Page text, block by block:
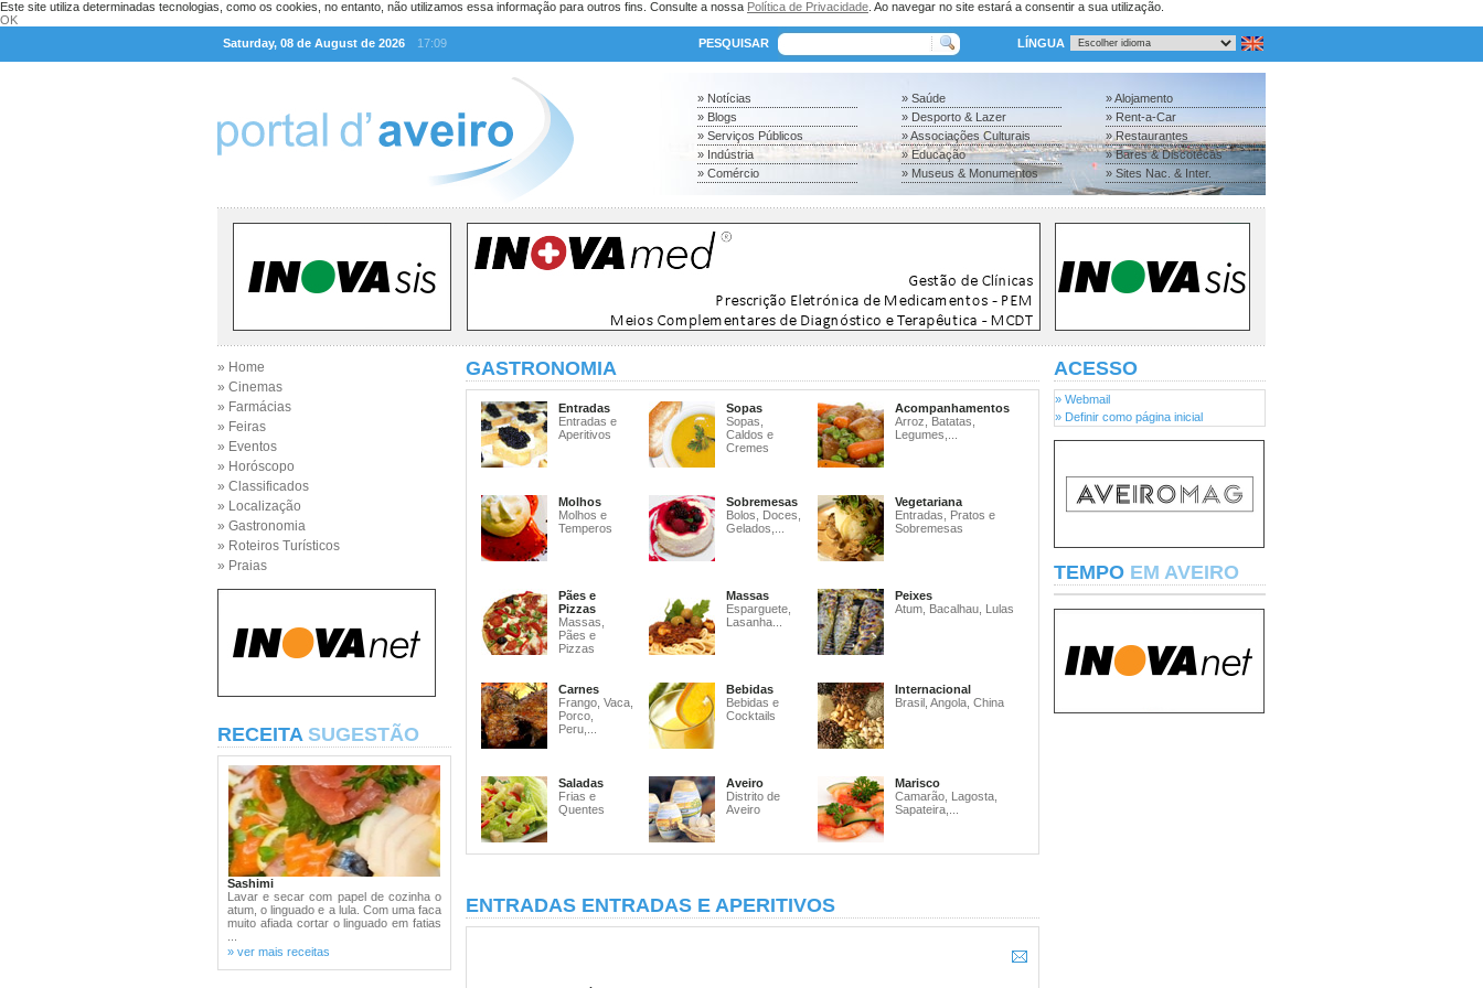
Este site utiliza determinadas tecnologias, como os cookies, no entanto, não utilizamos essa informação para outros fins. Consulte a nossa Política de Privacidade . Ao navegar no site estará a consentir a sua utilização.
OK
Saturday, 08 de August de 2026
17:09 PESQUISAR LÍNGUA
» Notícias
» Blogs
» Serviços Públicos
» Indústria
» Comércio
» Saúde
» Desporto & Lazer
» Associações Culturais
» Educação
» Museus & Monumentos
» Alojamento
» Rent-a-Car
» Restaurantes
» Bares & Discotecas
» Sites Nac. & Inter.
» Home
» Cinemas
» Farmácias
» Feiras
» Eventos
» Horóscopo
» Classificados
» Localização
» Gastronomia
» Roteiros Turísticos
» Praias
RECEITA SUGESTÃO
Sashimi
Lavar e secar com papel de cozinha o
atum, o linguado e a lula. Com uma faca
muito afiada cortar o linguado em fatias
» ver mais receitas
GASTRONOMIA
Entradas
Entradas e
Aperitivos
Sopas
Sopas,
Caldos e
Cremes
Acompanhamentos
Arroz, Batatas,
Legumes,...
Molhos
Molhos e
Temperos
Sobremesas
Bolos, Doces,
Gelados,...
Vegetariana
Entradas, Pratos e
Sobremesas
Pães e
Pizzas
Massas,
Pães e
Pizzas
Massas
Esparguete,
Lasanha...
Peixes
Atum, Bacalhau, Lulas
Carnes
Frango, Vaca,
Porco,
Peru,...
Bebidas
Bebidas e
Cocktails
Internacional
Brasil, Angola, China
Saladas
Frias e
Quentes
Aveiro
Distrito de
Aveiro
Marisco
Camarão, Lagosta,
Sapateira,...
ENTRADAS ENTRADAS E APERITIVOS
ACESSO
» Webmail
» Definir como página inicial
TEMPO EM AVEIRO